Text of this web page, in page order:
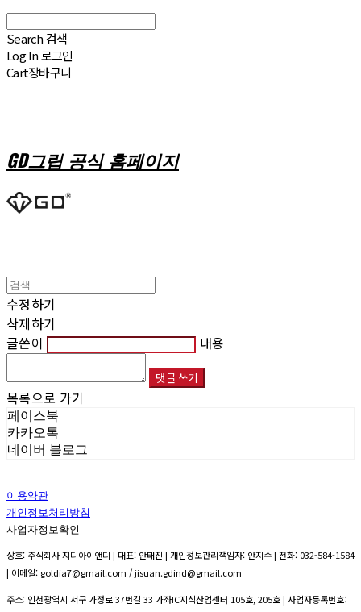
Search 검색
Log In로그인
Cart장바구니
GD그립 공식 홈페이지
수정하기
삭제하기
글쓴이
내용
댓글 쓰기
목록으로 가기
페이스북
카카오톡
네이버 블로그
이용약관
개인정보처리방침
사업자정보확인
상호: 주식회사 지디아이앤디 | 대표: 안태진 | 개인정보관리책임자: 안지수 | 전화: 032-584-1584
| 이메일: goldia7@gmail.com / jisuan.gdind@gmail.com
주소: 인천광역시 서구 가정로 37번길 33 가좌IC지식산업센터 105호, 205호 | 사업자등록번호: